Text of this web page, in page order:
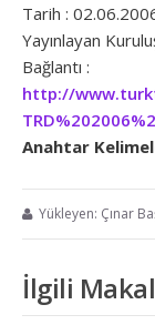
Tarih :
Yayınlayan
Bağlantı :
http://
Anahtar
Yükleyen: Çınar
İlgili